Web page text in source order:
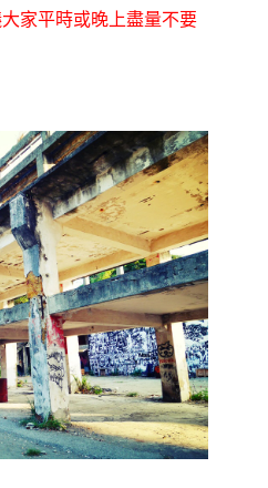
家平時或晚上盡量不要